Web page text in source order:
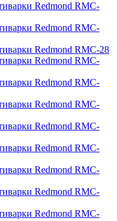
Redmond RMC-
Redmond RMC-
Redmond RMC-28
Redmond RMC-
Redmond RMC-
Redmond RMC-
Redmond RMC-
Redmond RMC-
Redmond RMC-
Redmond RMC-
Redmond RMC-